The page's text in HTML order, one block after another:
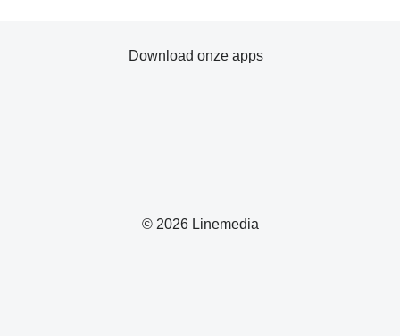
© 2026 Linemedia
Download onze apps